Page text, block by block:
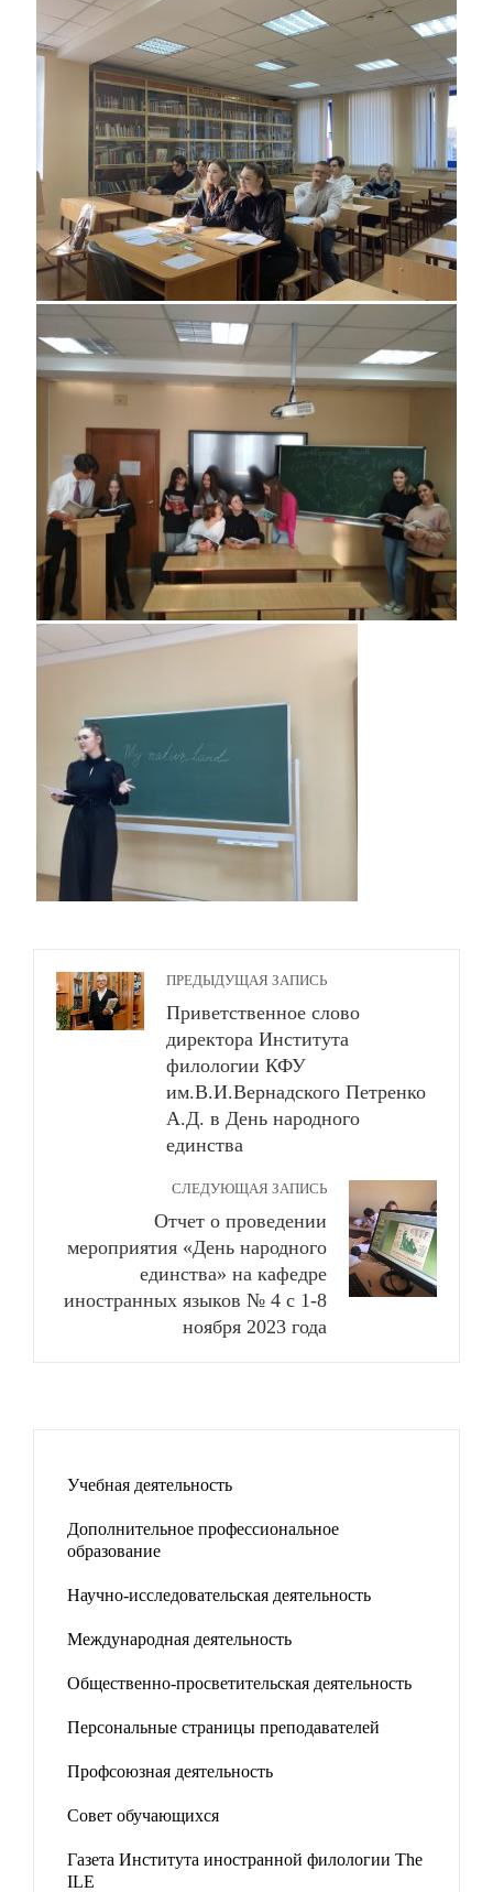
ПРЕДЫДУЩАЯ ЗАПИСЬ
Приветственное слово
директора Института
филологии КФУ
им.В.И.Вернадского Петренко
А.Д. в День народного
единства
СЛЕДУЮЩАЯ ЗАПИСЬ
Отчет о проведении
мероприятия «День народного
единства» на кафедре
иностранных языков № 4 с 1-8
ноября 2023 года
Учебная деятельность
Дополнительное профессиональное
образование
Научно-исследовательская деятельность
Международная деятельность
Общественно-просветительская деятельность
Персональные страницы преподавателей
Профсоюзная деятельность
Совет обучающихся
Газета Института иностранной филологии The
ILE